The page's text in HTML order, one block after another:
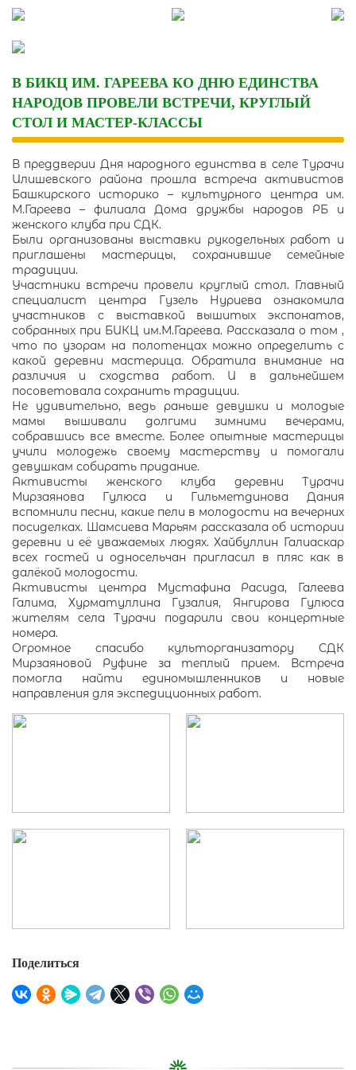
Skip
content
В БИКЦ ИМ. ГАРЕЕВА КО ДНЮ ЕДИНСТВА
НАРОДОВ ПРОВЕЛИ ВСТРЕЧИ, КРУГЛЫЙ
СТОЛ И МАСТЕР-КЛАССЫ
В преддверии Дня народного единства в селе Турачи
Илишевского района прошла встреча активистов
Башкирского историко – культурного центра им.
М.Гареева – филиала Дома дружбы народов РБ и
женского клуба при СДК.
Были организованы выставки рукодельных работ и
приглашены мастерицы, сохранившие семейные
традиции.
Участники встречи провели круглый стол. Главный
специалист центра Гузель Нуриева ознакомила
участников с выставкой вышитых экспонатов,
собранных при БИКЦ им.М.Гареева. Рассказала о том ,
что по узорам на полотенцах можно определить с
какой деревни мастерица. Обратила внимание на
различия и сходства работ. И в дальнейшем
посоветовала сохранить традиции.
Не удивительно, ведь раньше девушки и молодые
мамы вышивали долгими зимними вечерами,
собравшись все вместе. Более опытные мастерицы
учили молодежь своему мастерству и помогали
девушкам собирать придание.
Активисты женского клуба деревни Турачи
Мирзаянова Гулюса и Гильметдинова Дания
вспомнили песни, какие пели в молодости на вечерних
посиделках. Шамсиева Марьям рассказала об истории
деревни и её уважаемых людях. Хайбуллин Галиаскар
всех гостей и односельчан пригласил в пляс как в
далёкой молодости.
Активисты центра Мустафина Расида, Галеева
Галима, Хурматуллина Гузалия, Янгирова Гулюса
жителям села Турачи подарили свои концертные
номера.
Огромное спасибо культорганизатору СДК
Мирзаяновой Руфине за теплый прием. Встреча
помогла найти единомышленников и новые
направления для экспедиционных работ.
Поделиться